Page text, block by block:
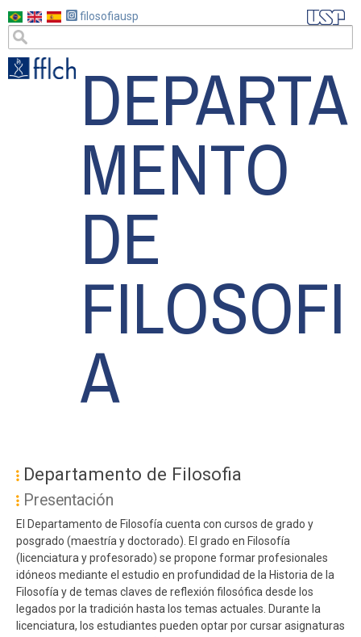
al
contenido
principal
filosofiausp
DEPARTA
MENTO
DE
FILOSOFI
A
ES Departamento de Filosofia
Presentación
El Departamento de Filosofía cuenta con cursos de grado y
posgrado (maestría y doctorado). El grado en Filosofía
(licenciatura y profesorado) se propone formar profesionales
idóneos mediante el estudio en profundidad de la Historia de la
Filosofía y de temas claves de reflexión filosófica desde los
legados por la tradición hasta los temas actuales. Durante la
licenciatura, los estudiantes pueden optar por cursar asignaturas